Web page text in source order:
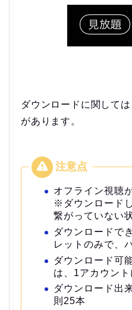
ダウンロードに関して
があります。
オフライン視聴
※ダウンロード
繋がっていない
ダウンロードで
レットのみで、
ダウンロード可
は、1アカウント
ダウンロード出
則25本